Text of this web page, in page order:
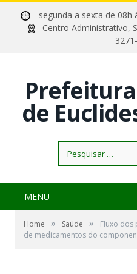
segunda a sexta de
Centro
de
por:
MENU
Home » Saúde »
Fluxo dos
de medicamentos do